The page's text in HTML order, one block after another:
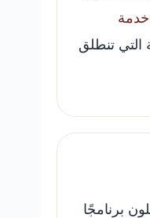
خدمة
التي تنطلق
برنامجًا